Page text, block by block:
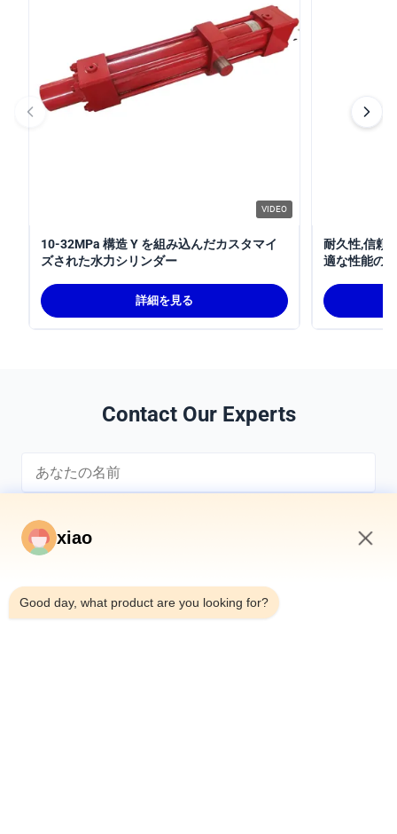
VIDEO
10-32MPa 構造 Y を組み込んだカスタマイ
ズされた水力シリンダー
詳細を見る
耐久性,信頼
適な性能の
Contact Our Experts
*
xiao
Good day, what product are you looking for?